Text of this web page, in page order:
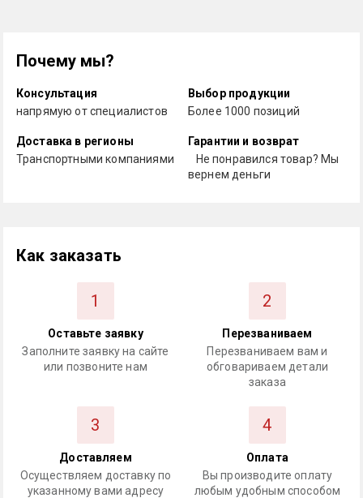
Почему мы?
Консультация
напрямую от специалистов
Выбор продукции
Более 1000 позиций
Доставка в регионы
Транспортными компаниями
Гарантии и возврат
Не понравился товар? Мы
вернем деньги
Как заказать
1
Оставьте заявку
Заполните заявку на сайте
или позвоните нам
2
Перезваниваем
Перезваниваем вам и
обговариваем детали
заказа
3
Доставляем
Осуществляем доставку по
указанному вами адресу
4
Оплата
Вы производите оплату
любым удобным способом